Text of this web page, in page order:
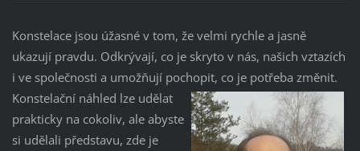
Konstelace jsou úžasné v tom, že velmi rychle a jasně
ukazují pravdu. Odkrývají, co je skryto v nás, našich vztazích
i ve společnosti a umožňují pochopit, co je potřeba změnit.
Konstelační náhled lze udělat
prakticky na cokoliv, ale abyste
si udělali představu, zde je